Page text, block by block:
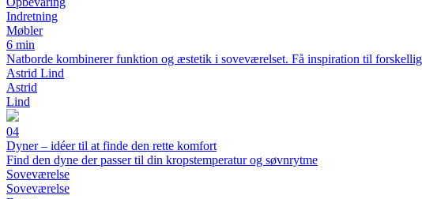
Indretning
Møbler
6 min
Natborde kombinerer funktion og æstetik i soveværelset. Få inspiration til
Astrid Lind
Astrid
Lind
04
Dyner – idéer til at finde den rette komfort
Find den dyne der passer til din kropstemperatur og søvnrytme
Soveværelse
Soveværelse